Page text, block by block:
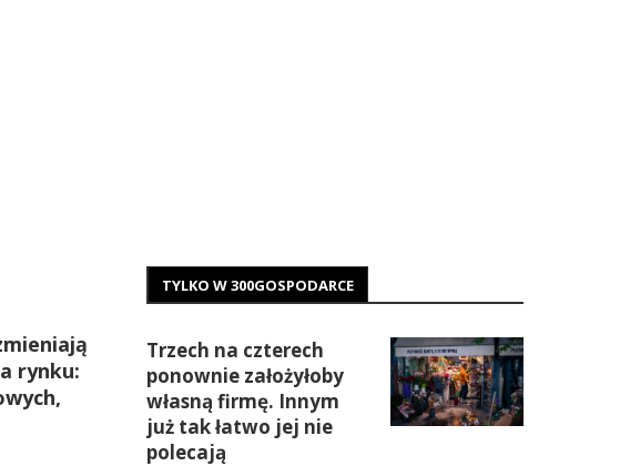
rynku:
TYLKO W 300GOSPODARCE
Trzech na czterech
ponownie założyłoby
własną firmę. Innym
już tak łatwo jej nie
polecają